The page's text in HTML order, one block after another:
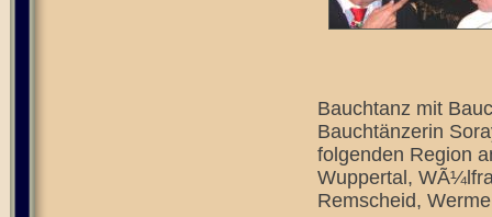
Bauchtanz mit
Bauchtänzerin
folgenden Region
Wuppertal,
Remscheid,